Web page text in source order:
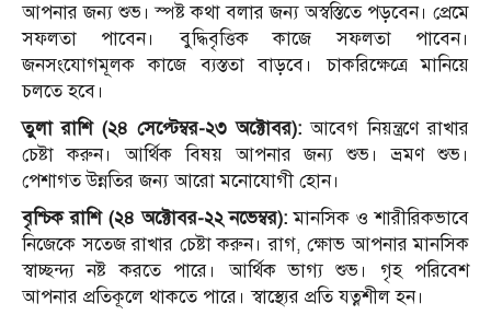
আপনার জন্য শুভ। স্পষ্ট কথা বলার জন্য অস্বস্তিতে পড়বেন। প্রেমে
সফলতা পাবেন। বুদ্ধিবৃত্তিক কাজে সফলতা পাবেন।
জনসংযোগমূলক কাজে ব্যস্ততা বাড়বে। চাকরিক্ষেত্রে মানিয়ে
চলতে হবে।
তুলা রাশি (২৪ সেপ্টেম্বর-২৩ অক্টোবর): আবেগ নিয়ন্ত্রণে রাখার
চেষ্টা করুন। আর্থিক বিষয় আপনার জন্য শুভ। ভ্রমণ শুভ।
পেশাগত উন্নতির জন্য আরো মনোযোগী হোন।
বৃশ্চিক রাশি (২৪ অক্টোবর-২২ নভেম্বর): মানসিক ও শারীরিকভাবে
নিজেকে সতেজ রাখার চেষ্টা করুন। রাগ, ক্ষোভ আপনার মানসিক
স্বাচ্ছন্দ্য নষ্ট করতে পারে। আর্থিক ভাগ্য শুভ। গৃহ পরিবেশ
আপনার প্রতিকূলে থাকতে পারে। স্বাস্থ্যের প্রতি যত্নশীল হন।